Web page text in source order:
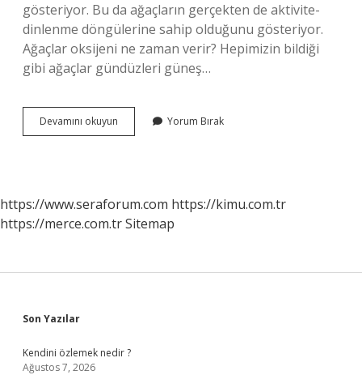
gösteriyor. Bu da ağaçların gerçekten de aktivite-
dinlenme döngülerine sahip olduğunu gösteriyor.
Ağaçlar oksijeni ne zaman verir? Hepimizin bildiği
gibi ağaçlar gündüzleri güneş…
Devamını okuyun
Ne
Yorum Bırak
https://www.seraforum.com https://kimu.com.tr
https://merce.com.trSitemap
Sidebar
Son Yazılar
Kendini özlemek nedir ?
Ağustos 7, 2026